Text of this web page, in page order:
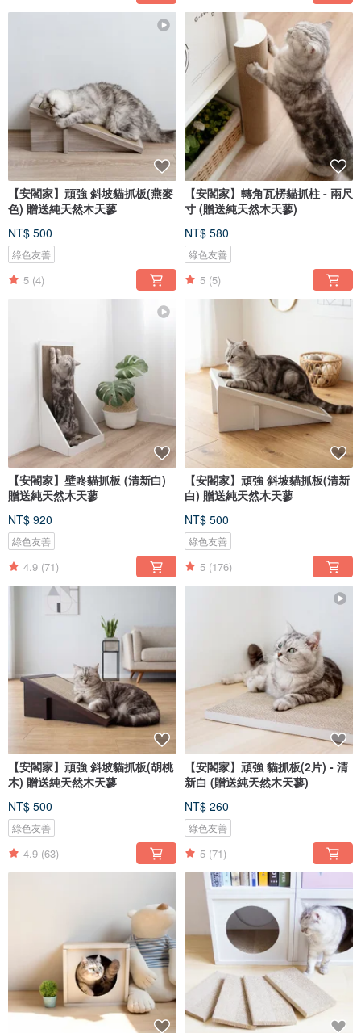
【安閣家】頑強 斜坡貓抓板(燕麥
色) 贈送純天然木天蓼
NT$ 500
綠色友善
5 (4)
【安閣家】轉角瓦楞貓抓柱 - 兩尺
寸 (贈送純天然木天蓼)
NT$ 580
綠色友善
5 (5)
【安閣家】壁咚貓抓板 (清新白)
贈送純天然木天蓼
NT$ 920
綠色友善
4.9 (71)
【安閣家】頑強 斜坡貓抓板(清新
白) 贈送純天然木天蓼
NT$ 500
綠色友善
5 (176)
【安閣家】頑強 斜坡貓抓板(胡桃
木) 贈送純天然木天蓼
NT$ 500
綠色友善
4.9 (63)
【安閣家】頑強 貓抓板(2片) - 清
新白 (贈送純天然木天蓼)
NT$ 260
綠色友善
5 (71)